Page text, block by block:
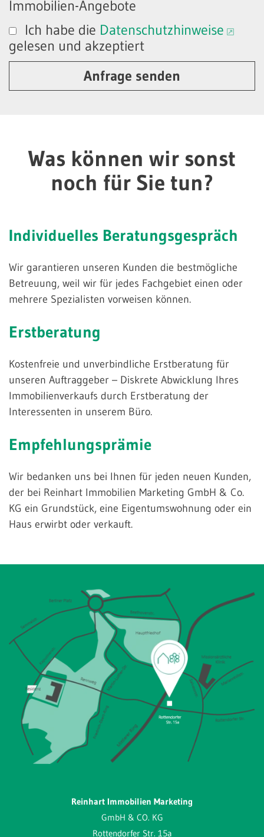
Immobilien-Angebote
Ich habe die Datenschutzhinweise
gelesen und akzeptiert
Anfrage senden
Was können wir sonst
noch für Sie tun?
Individuelles Beratungsgespräch
Wir garantieren unseren Kunden die bestmögliche
Betreuung, weil wir für jedes Fachgebiet einen oder
mehrere Spezialisten vorweisen können.
Erstberatung
Kostenfreie und unverbindliche Erstberatung für
unseren Auftraggeber – Diskrete Abwicklung Ihres
Immobilienverkaufs durch Erstberatung der
Interessenten in unserem Büro.
Empfehlungsprämie
Wir bedanken uns bei Ihnen für jeden neuen Kunden,
der bei Reinhart Immobilien Marketing GmbH & Co.
KG ein Grundstück, eine Eigentumswohnung oder ein
Haus erwirbt oder verkauft.
Reinhart Immobilien Marketing
GmbH & CO. KG
Rottendorfer Str. 15a